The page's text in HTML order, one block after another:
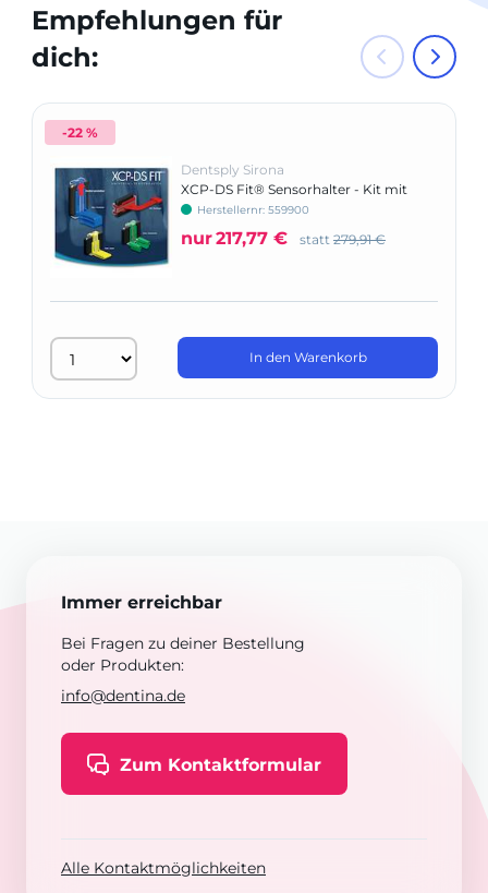
Empfehlungen für
dich:
-22 %
Dentsply Sirona
XCP-DS Fit® Sensorhalter - Kit mit
XCP-ORA
Herstellernr: 559900
nur217,77 € statt 279,91 €
In den Warenkorb
Immer erreichbar
Bei Fragen zu deiner Bestellung
oder Produkten:
info@dentina.de
Zum Kontaktformular
Alle Kontaktmöglichkeiten